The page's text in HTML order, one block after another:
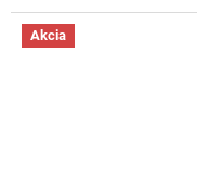
Obsahuje zvláčňujúce
organický certifikovaný
Akcia